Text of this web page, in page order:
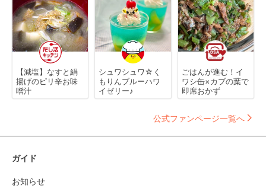
【減塩】なすと絹
揚げのピリ辛お味
噌汁
シュワシュワ☆く
もりんブルーハワ
イゼリー♪
ごはんが進む！イ
ワシ缶×カブの葉で
即席おかず
公式ファンページ一覧へ
ガイド
お知らせ